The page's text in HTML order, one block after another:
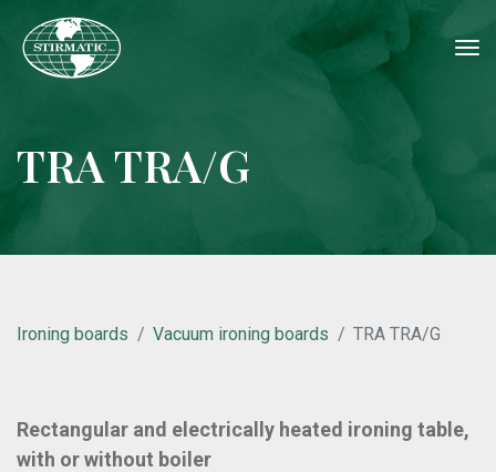
TRA TRA/G
Ironing boards Vacuum ironing boards TRA TRA/G
Rectangular and electrically heated ironing table,
with or without boiler